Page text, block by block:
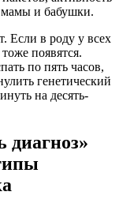
и бабушки.
Если в роду у всех
появятся.
по пять часов,
генетический
на десять-
диагноз»